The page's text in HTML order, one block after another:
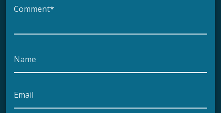
Comment*
Name
Email